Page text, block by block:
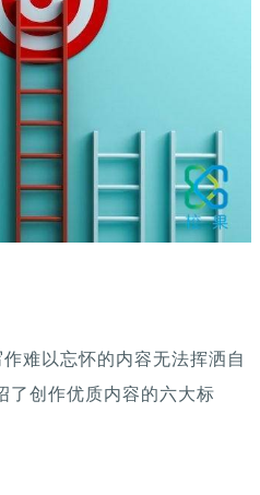
难以忘怀的内容无法挥洒自
了创作优质内容的六大标